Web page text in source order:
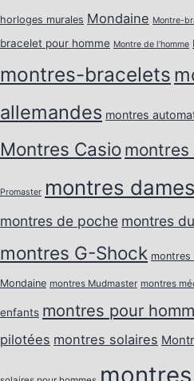
horloges murales Mondaine Montre-
bracelet pour homme Montre de l’homme
montres-bracelets
allemandes montres
Montres Casio montres
Promaster montres dames
montres de poche montres
montres G-Shock montres
Mondaine montres Mudmaster montres
enfants montres pour
pilotées montres solaires